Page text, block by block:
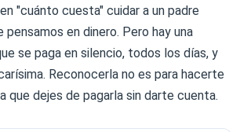
"cuánto cuesta" cuidar a un padre
pensamos en dinero. Pero hay una
se paga en silencio, todos los días, y
Reconocerla no es para hacerte
que dejes de pagarla sin darte cuenta.